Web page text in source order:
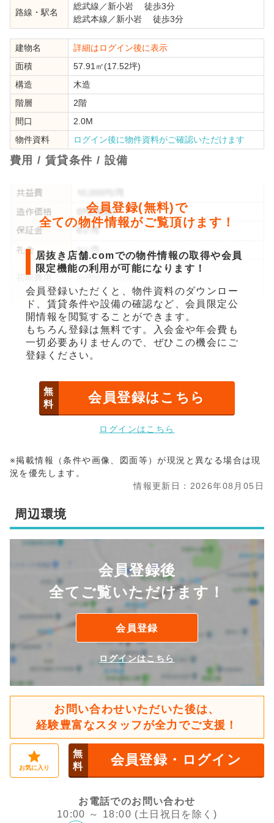
路線・駅名
総武線 ／新小岩 徒歩3分
総武本線 ／新小岩 徒歩3分
建物名
詳細はログイン後に表示
面積
57.91㎡(17.52坪)
構造
木造
階層
2階
間口
2.0M
物件資料
ログイン後に物件資料がご確認いただけます
費用 / 賃貸条件 / 設備
会員登録(無料)で
全ての物件情報がご覧頂けます！
居抜き店舗.comでの物件情報の取得や会員
限定機能の利用が可能になります！
会員登録いただくと、物件資料のダウンロー
ド、賃貸条件や設備の確認など、会員限定公
開情報を閲覧することができます。
もちろん登録は無料です。入会金や年会費も
一切必要ありませんので、ぜひこの機会にご
登録ください。
無
料
会員登録はこちら
ログインはこちら
※掲載情報（条件や画像、図面等）が現況と異なる場合は現
況を優先します。
情報更新日：2026年08月05日
周辺環境
会員登録後
全てご覧いただけます！
会員登録
ログインはこちら
お問い合わせいただいた後は、
経験豊富なスタッフが全力でご支援！
お気に入り
無
料
会員登録・ログイン
お電話でのお問い合わせ
10:00 ～ 18:00 (土日祝日を除く)